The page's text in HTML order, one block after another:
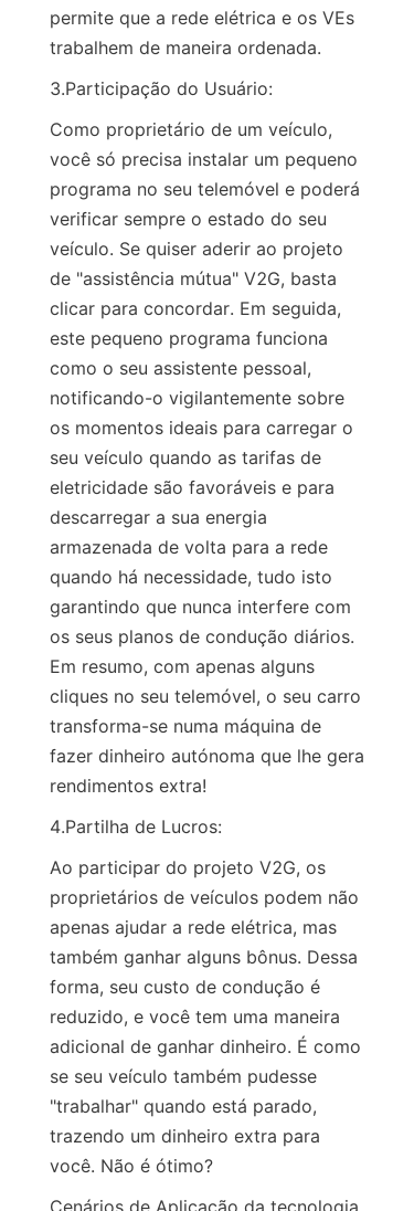
permite que a rede elétrica e os VEs
trabalhem de maneira ordenada.
3.Participação do Usuário:
Como proprietário de um veículo,
você só precisa instalar um pequeno
programa no seu telemóvel e poderá
verificar sempre o estado do seu
veículo. Se quiser aderir ao projeto
de "assistência mútua" V2G, basta
clicar para concordar. Em seguida,
este pequeno programa funciona
como o seu assistente pessoal,
notificando-o vigilantemente sobre
os momentos ideais para carregar o
seu veículo quando as tarifas de
eletricidade são favoráveis e para
descarregar a sua energia
armazenada de volta para a rede
quando há necessidade, tudo isto
garantindo que nunca interfere com
os seus planos de condução diários.
Em resumo, com apenas alguns
cliques no seu telemóvel, o seu carro
transforma-se numa máquina de
fazer dinheiro autónoma que lhe gera
rendimentos extra!
4.Partilha de Lucros:
Ao participar do projeto V2G, os
proprietários de veículos podem não
apenas ajudar a rede elétrica, mas
também ganhar alguns bônus. Dessa
forma, seu custo de condução é
reduzido, e você tem uma maneira
adicional de ganhar dinheiro. É como
se seu veículo também pudesse
"trabalhar" quando está parado,
trazendo um dinheiro extra para
você. Não é ótimo?
Cenários de Aplicação da tecnologia